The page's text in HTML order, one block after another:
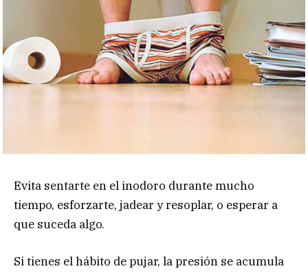
Evita sentarte en el inodoro durante mucho
tiempo, esforzarte, jadear y resoplar, o esperar a
que suceda algo.
Si tienes el hábito de pujar, la presión se acumula